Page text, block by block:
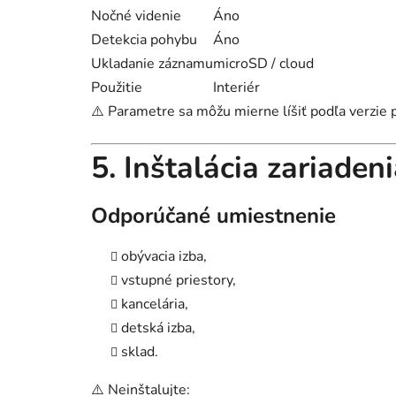
Nočné videnie
Áno
Detekcia pohybu
Áno
Ukladanie záznamumicroSD / cloud
Použitie
Interiér
⚠️ Parametre sa môžu mierne líšiť podľa verzie
5. Inštalácia
Odporúčané umiestnenie
obývacia izba,
vstupné priestory,
kancelária,
detská izba,
sklad.
⚠️ Neinštalujte: